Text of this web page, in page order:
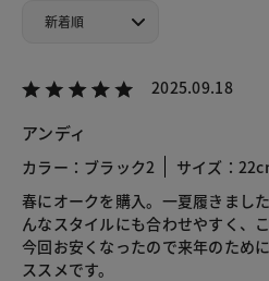
2025.09.18
アンディ
カラー：ブラック2
サイズ：
春にオークを購入。一夏履きまし
んなスタイルにも合わせやすく、
今回お安くなったので来年のため
ススメです。